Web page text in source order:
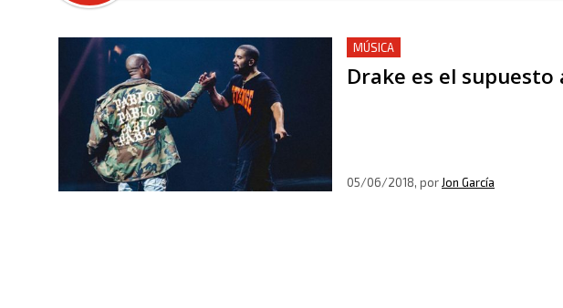
MÚSICA
Drake es el supuesto
05/06/2018, por Jon García